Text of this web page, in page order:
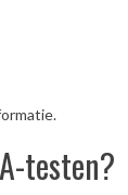
testen?